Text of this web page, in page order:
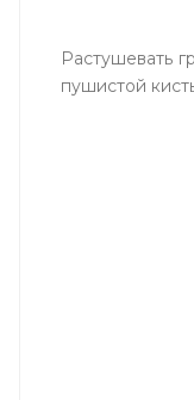
Растушевать
пушистой